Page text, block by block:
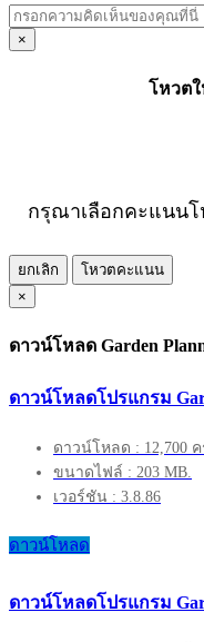
×
โหวต
กรุณาเลือกคะแนนโ
ยกเลิก
โหวตคะแนน
×
ดาวน์โหลด Garden
ดาวน์โหลดโปรแกรม
ดาวน์โหลด : 12,700 ค
ขนาดไฟล์ : 203 MB.
เวอร์ชัน : 3.8.86
ดาวน์โหลด
ดาวน์โหลดโปรแกรม